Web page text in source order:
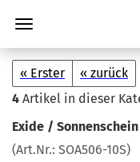
« Erster
« zurück
4 Artikel in dieser
Exide /
(Art.Nr.: SOA506-​10S)